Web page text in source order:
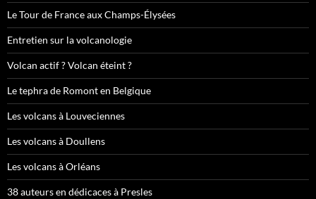
Le Tour de France aux Champs-Élysées
Entretien sur la volcanologie
Volcan actif ? Volcan éteint ?
Le tephra de Romont en Belgique
Les volcans à Louveciennes
Les volcans à Doullens
Les volcans à Orléans
38 auteurs en dédicaces à Presles